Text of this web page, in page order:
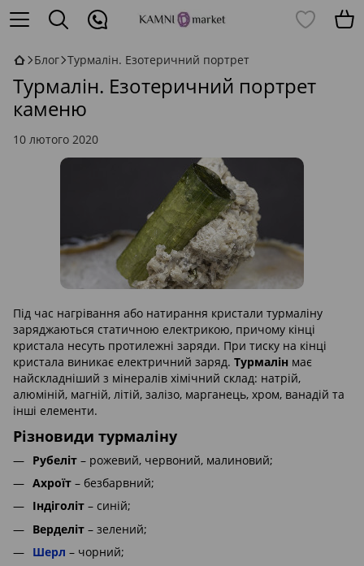
Блог Турмалін. Езотеричний портрет
Турмалін. Езотеричний портрет
каменю
10 лютого 2020
Під час нагрівання або натирання кристали турмаліну
заряджаються статичною електрикою, причому кінці
кристала несуть протилежні заряди. При тиску на кінці
кристала виникає електричний заряд. Турмалін має
найскладніший з мінералів хімічний склад: натрій,
алюміній, магній, літій, залізо, марганець, хром, ванадій та
інші елементи.
Різновиди турмаліну
Рубеліт – рожевий, червоний, малиновий;
Ахроїт – безбарвний;
Індіголіт – синій;
Верделіт – зелений;
Шерл – чорний;